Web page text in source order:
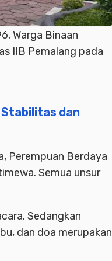
Warga Binaan
IIB Pemalang pada
Stabilitas dan
Perempuan Berdaya
Semua unsur
Sedangkan
dan doa merupakan